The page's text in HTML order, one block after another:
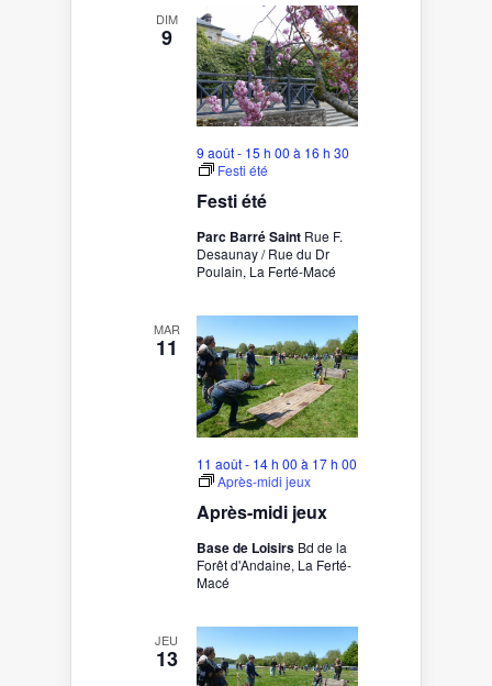
DIM
9
Festi été
9 août - 15 h 00 à 16 h 30
Festi été
Parc Barré Saint Rue F.
Desaunay / Rue du Dr
Poulain, La Ferté-Macé
MAR
11
Après-midi jeux
11 août - 14 h 00 à 17 h 00
Après-midi jeux
Base de Loisirs Bd de la
Forêt d'Andaine, La Ferté-
Macé
JEU
13